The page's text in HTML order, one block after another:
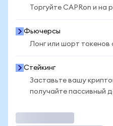
Торгуйте CAPRon и на
Фьючерсы
Лонг или шорт токенов
Стейкинг
Заставьте вашу
получайте пассивный